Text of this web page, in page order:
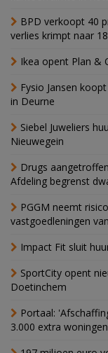
BPD verkoopt 40
verlies krimpt naar
Ikea opent Plan &
Fysio Jansen
in Deurne
Siebel Juweliers
Nieuwegein
Drugs
Afdeling begrenst
PGGM neemt
vastgoedleningen
Impact Fit sluit
SportCity opent
Doetinchem
Portaal:
3.000 extra